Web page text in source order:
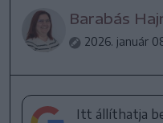
Barabás
2026. január
Itt állíthatja